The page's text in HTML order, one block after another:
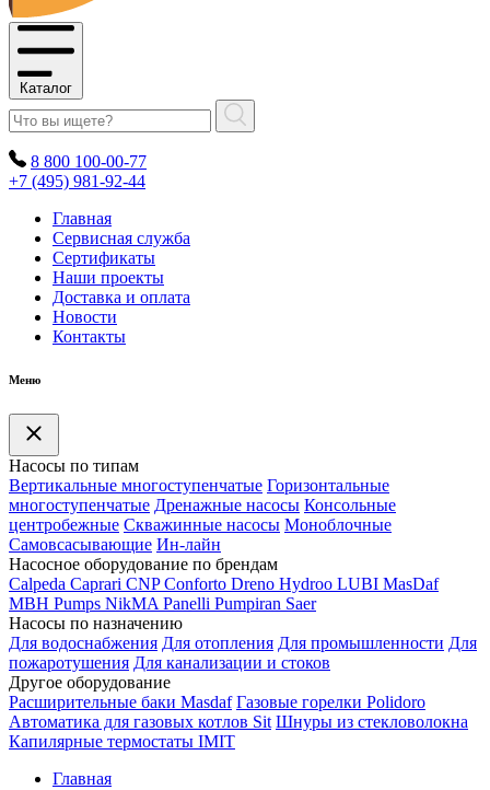
Каталог
8 800 100-00-77
+7 (495) 981-92-44
Главная
Сервисная служба
Сертификаты
Наши проекты
Доставка и оплата
Новости
Контакты
Меню
Насосы по типам
Вертикальные многоступенчатые Горизонтальные
многоступенчатые Дренажные насосы Консольные
центробежные Скважинные насосы Моноблочные
Самовсасывающие Ин-лайн
Насосное оборудование по брендам
Calpeda Caprari CNP Conforto Dreno Hydroo LUBI MasDaf
MBH Pumps NikMA Panelli Pumpiran Saer
Насосы по назначению
Для водоснабжения Для отопления Для промышленности Для
пожаротушения Для канализации и стоков
Другое оборудование
Расширительные баки Masdaf Газовые горелки Polidoro
Автоматика для газовых котлов Sit Шнуры из стекловолокна
Капилярные термостаты IMIT
Главная